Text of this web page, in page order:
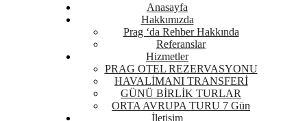
Anasayfa
Hakkımızda
Prag ‘da Rehber Hakkında
Referanslar
Hizmetler
PRAG OTEL REZERVASYONU
HAVALİMANI TRANSFERİ
GÜNÜ BİRLİK TURLAR
ORTA AVRUPA TURU 7 Gün
İletişim